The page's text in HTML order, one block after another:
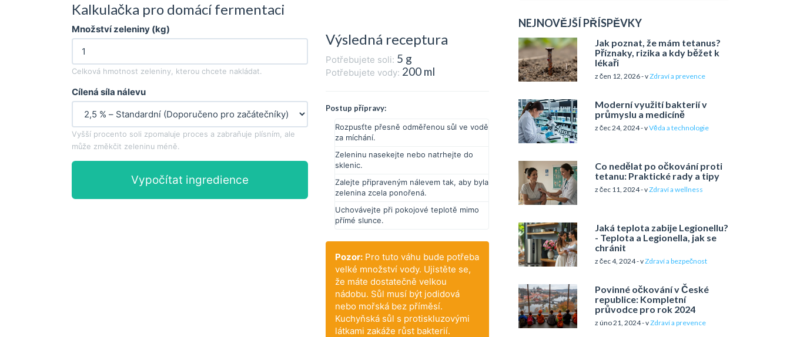
Kalkulačka pro domácí fermentaci
Množství zeleniny (kg)
Celková hmotnost zeleniny, kterou chcete nakládat.
Cílená síla nálevu
Vyšší procento soli zpomaluje proces a zabraňuje plísním, ale
může změkčit zeleninu méně.
Vypočítat ingredience
Výsledná receptura
Potřebujete soli: 5 g
Potřebujete vody: 200 ml
Postup přípravy:
Rozpusťte přesně odměřenou sůl ve vodě
za míchání.
Zeleninu nasekejte nebo natrhejte do
sklenic.
Zalejte připraveným nálevem tak, aby byla
zelenina zcela ponořená.
Uchovávejte při pokojové teplotě mimo
přímé slunce.
Pozor:Pro tuto váhu bude potřeba
velké množství vody. Ujistěte se,
že máte dostatečně velkou
nádobu. Sůl musí být jodidová
nebo mořská bez příměsí.
Kuchyňská sůl s protiskluzovými
látkami zakáže růst bakterií.
NEJNOVĚJŠÍ PŘÍSPĚVKY
Jak poznat, že mám tetanus?
Příznaky, rizika a kdy běžet k
lékaři
z čen 12, 2026 - vZdraví a prevence
Moderní využití bakterií v
průmyslu a medicíně
z čec 24, 2024 - vVěda a technologie
Co nedělat po očkování proti
tetanu: Praktické rady a tipy
z čec 11, 2024 - vZdraví a wellness
Jaká teplota zabije Legionellu?
- Teplota a Legionella, jak se
chránit
z čec 4, 2024 - vZdraví a bezpečnost
Povinné očkování v České
republice: Kompletní
průvodce pro rok 2024
z úno 21, 2024 - vZdraví a prevence